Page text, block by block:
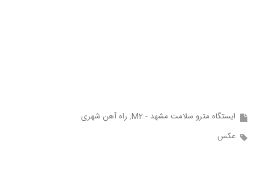
ایستگاه مترو سلامت مشهد - M2
راه آهن شهری
عکس